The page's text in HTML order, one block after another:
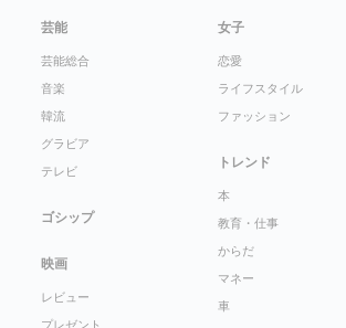
芸能
芸能総合
音楽
韓流
グラビア
テレビ
ゴシップ
映画
レビュー
プレゼント
女子
恋愛
ライフスタイル
ファッション
トレンド
本
教育・仕事
からだ
マネー
車